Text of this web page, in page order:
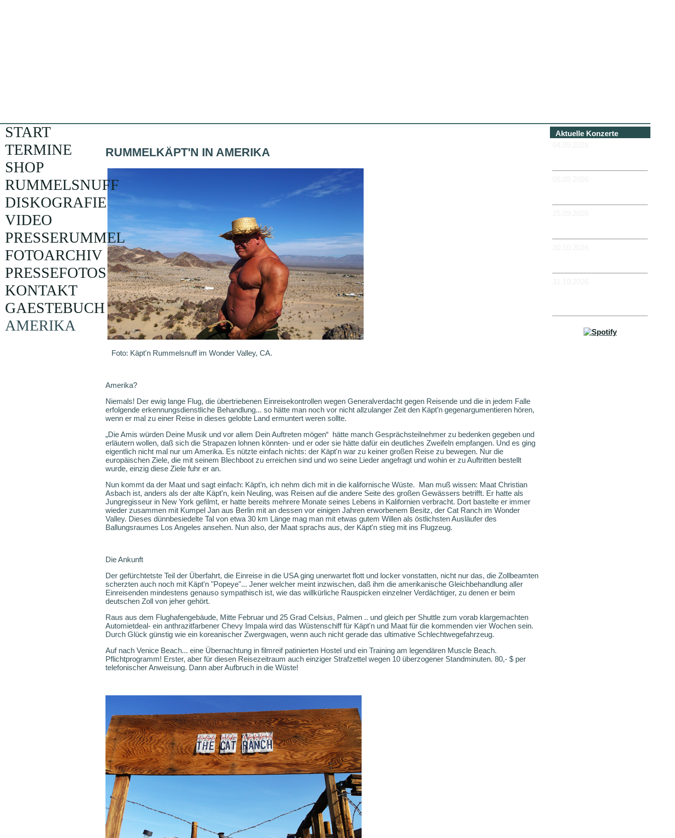
RUMMELKÄPT'N IN AMERIKA
Foto: Käpt'n Rummelsnuff im Wonder Valley, CA.
Amerika?
Niemals! Der ewig lange Flug, die übertriebenen Einreisekontrollen wegen Generalverdacht gegen Reisende und die in jedem Falle
erfolgende erkennungsdienstliche Behandlung... so hätte man noch vor nicht allzulanger Zeit den Käpt’n gegenargumentieren hören,
wenn er mal zu einer Reise in dieses gelobte Land ermuntert weren sollte.
„Die Amis würden Deine Musik und vor allem Dein Auftreten mögen“ hätte manch Gesprächsteilnehmer zu bedenken gegeben und
erläutern wollen, daß sich die Strapazen lohnen könnten- und er oder sie hätte dafür ein deutliches Zweifeln empfangen. Und es ging
eigentlich nicht mal nur um Amerika. Es nützte einfach nichts: der Käpt'n war zu keiner großen Reise zu bewegen. Nur die
europäischen Ziele, die mit seinem Blechboot zu erreichen sind und wo seine Lieder angefragt und wohin er zu Auftritten bestellt
wurde, einzig diese Ziele fuhr er an.
Nun kommt da der Maat und sagt einfach: Käpt’n, ich nehm dich mit in die kalifornische Wüste. Man muß wissen: Maat Christian
Asbach ist, anders als der alte Käpt'n, kein Neuling, was Reisen auf die andere Seite des großen Gewässers betrifft. Er hatte als
Jungregisseur in New York gefilmt, er hatte bereits mehrere Monate seines Lebens in Kalifornien verbracht. Dort bastelte er immer
wieder zusammen mit Kumpel Jan aus Berlin mit an dessen vor einigen Jahren erworbenem Besitz, der Cat Ranch im Wonder
Valley. Dieses dünnbesiedelte Tal von etwa 30 km Länge mag man mit etwas gutem Willen als östlichsten Ausläufer des
Ballungsraumes Los Angeles ansehen. Nun also, der Maat sprachs aus, der Käpt'n stieg mit ins Flugzeug.
Die Ankunft
Der gefürchtetste Teil der Überfahrt, die Einreise in die USA ging unerwartet flott und locker vonstatten, nicht nur das, die Zollbeamten
scherzten auch noch mit Käpt'n "Popeye"... Jener welcher meint inzwischen, daß ihm die amerikanische Gleichbehandlung aller
Einreisenden mindestens genauso sympathisch ist, wie das willkürliche Rauspicken einzelner Verdächtiger, zu denen er beim
deutschen Zoll von jeher gehört.
Raus aus dem Flughafengebäude, Mitte Februar und 25 Grad Celsius, Palmen .. und gleich per Shuttle zum vorab klargemachten
Automietdeal- ein anthrazitfarbener Chevy Impala wird das Wüstenschiff für Käpt'n und Maat für die kommenden vier Wochen sein.
Durch Glück günstig wie ein koreanischer Zwergwagen, wenn auch nicht gerade das ultimative Schlechtwegefahrzeug.
Auf nach Venice Beach... eine Übernachtung in filmreif patinierten Hostel und ein Training am legendären Muscle Beach.
Pflichtprogramm! Erster, aber für diesen Reisezeitraum auch einziger Strafzettel wegen 10 überzogener Standminuten. 80,- $ per
telefonischer Anweisung. Dann aber Aufbruch in die Wüste!
START
TERMINE
SHOP
RUMMELSNUFF
DISKOGRAFIE
VIDEO
PRESSERUMMEL
FOTOARCHIV
PRESSEFOTOS
KONTAKT
GAESTEBUCH
AMERIKA
Aktuelle Konzerte